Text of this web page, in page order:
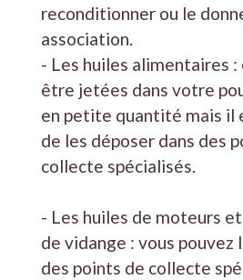
reconditionner ou le
association.
- Les huiles alimentaires
être jetées dans votre
en petite quantité mais il
de les déposer dans des
collecte spécialisés.
- Les huiles de moteurs
de vidange : vous pouvez
des points de collecte